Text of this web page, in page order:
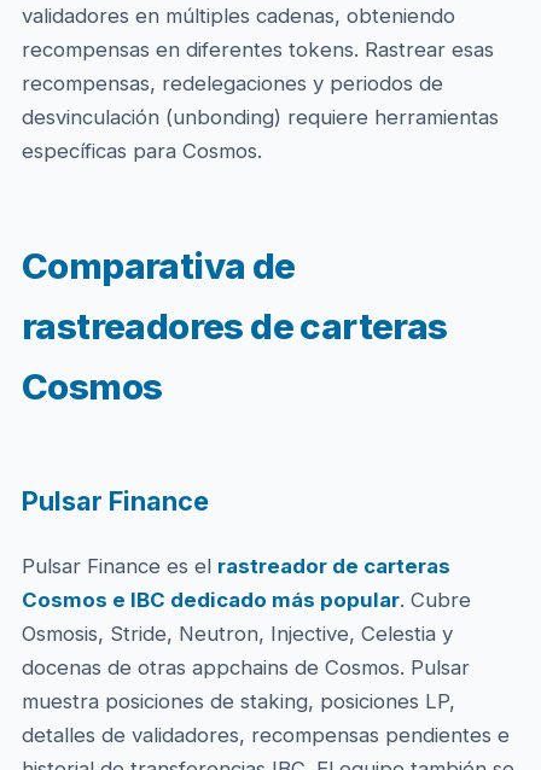
validadores en múltiples cadenas, obteniendo
recompensas en diferentes tokens. Rastrear esas
recompensas, redelegaciones y periodos de
desvinculación (unbonding) requiere herramientas
específicas para Cosmos.
Comparativa de
rastreadores de carteras
Cosmos
Pulsar Finance
Pulsar Finance es el rastreador de carteras
Cosmos e IBC dedicado más popular. Cubre
Osmosis, Stride, Neutron, Injective, Celestia y
docenas de otras appchains de Cosmos. Pulsar
muestra posiciones de staking, posiciones LP,
detalles de validadores, recompensas pendientes e